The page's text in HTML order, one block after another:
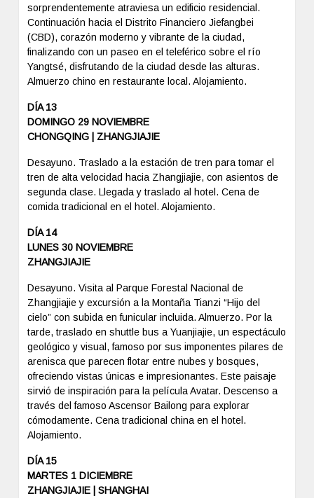
sorprendentemente atraviesa un edificio residencial.
Continuación hacia el Distrito Financiero Jiefangbei
(CBD), corazón moderno y vibrante de la ciudad,
finalizando con un paseo en el teleférico sobre el río
Yangtsé, disfrutando de la ciudad desde las alturas.
Almuerzo chino en restaurante local. Alojamiento.
DÍA 13
DOMINGO 29 NOVIEMBRE
CHONGQING | ZHANGJIAJIE
Desayuno. Traslado a la estación de tren para tomar el
tren de alta velocidad hacia Zhangjiajie, con asientos de
segunda clase. Llegada y traslado al hotel. Cena de
comida tradicional en el hotel. Alojamiento.
DÍA 14
LUNES 30 NOVIEMBRE
ZHANGJIAJIE
Desayuno. Visita al Parque Forestal Nacional de
Zhangjiajie y excursión a la Montaña Tianzi “Hijo del
cielo” con subida en funicular incluida. Almuerzo. Por la
tarde, traslado en shuttle bus a Yuanjiajie, un espectáculo
geológico y visual, famoso por sus imponentes pilares de
arenisca que parecen flotar entre nubes y bosques,
ofreciendo vistas únicas e impresionantes. Este paisaje
sirvió de inspiración para la película Avatar. Descenso a
través del famoso Ascensor Bailong para explorar
cómodamente. Cena tradicional china en el hotel.
Alojamiento.
DÍA 15
MARTES 1 DICIEMBRE
ZHANGJIAJIE | SHANGHAI